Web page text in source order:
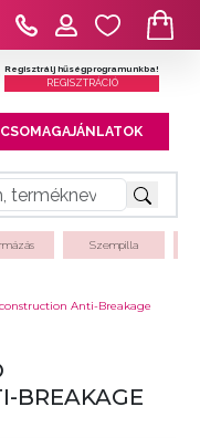
Regisztrálj hűségprogramunkba!
REGISZTRÁCIÓ
CSOMAGAJÁNLATOK
Szempilla
Anti-Breakage
BREAKAGE